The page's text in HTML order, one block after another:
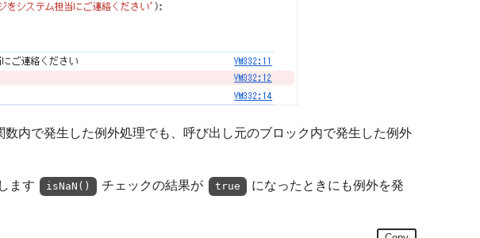
数内で発生した例外処理でも、呼び出し元のブロック内で発生した例外
ます isNaN() チェックの結果が true
になったときにも例外を発